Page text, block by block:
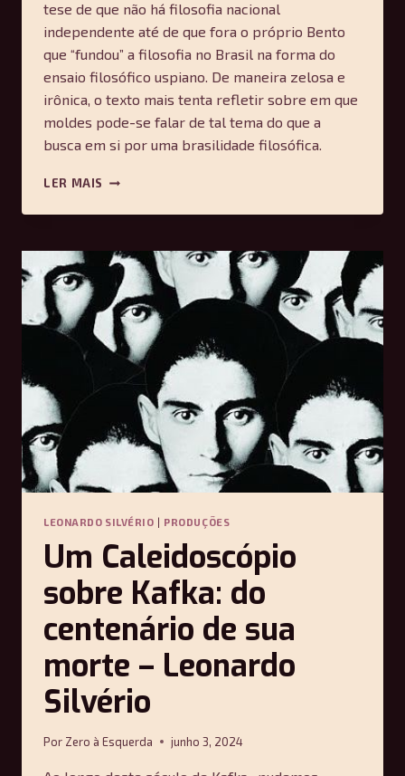
tese de que não há filosofia nacional
independente até de que fora o próprio Bento
que “fundou” a filosofia no Brasil na forma do
ensaio filosófico uspiano. De maneira zelosa e
irônica, o texto mais tenta refletir sobre em que
moldes pode-se falar de tal tema do que a
busca em si por uma brasilidade filosófica.
LER MAIS FILOSOFIA,
E
UM
ENSAIO
BENTO
PAULO
SOBRE
UMA
FILOSOFIA
BRASILEIRA
–
JOÃO
DA
LEONARDO SILVÉRIO | PRODUÇÕES
Um Caleidoscópio
sobre Kafka: do
centenário de sua
morte – Leonardo
Silvério
Por Zero à Esquerda junho 3, 2024